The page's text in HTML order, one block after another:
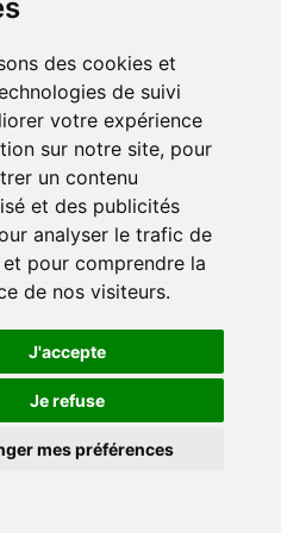
des cookies et
de suivi
votre expérience
sur notre site, pour
un contenu
et des publicités
analyser le trafic de
pour comprendre la
de nos visiteurs.
J'accepte
Je refuse
mes préférences